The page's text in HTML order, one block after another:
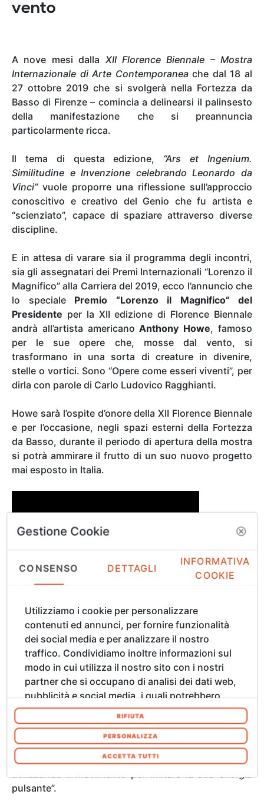
vento
A nove mesi dalla XII Florence Biennale – Mostra
Internazionale di Arte Contemporaneache dal 18 al
27 ottobre 2019 che si svolgerà nella Fortezza da
Basso di Firenze – comincia a delinearsi il palinsesto
della manifestazione che si preannuncia
particolarmente ricca.
Il tema di questa edizione, “Ars et Ingenium.
Similitudine e Invenzione celebrando Leonardo da
Vinci”vuole proporre una riflessione sull’approccio
conoscitivo e creativo del Genio che fu artista e
“scienziato”, capace di spaziare attraverso diverse
discipline.
E in attesa di varare sia il programma degli incontri,
sia gli assegnatari dei Premi Internazionali “Lorenzo il
Magnifico” alla Carriera del 2019, ecco l’annuncio che
lo speciale Premio “Lorenzo il Magnifico” del
Presidente per la XII edizione di Florence Biennale
andrà all’artista americanoAnthony Howe, famoso
per le sue opere che, mosse dal vento, si
trasformano in una sorta di creature in divenire,
stelle o vortici. Sono “Opere come esseri viventi”, per
dirla con parole di Carlo Ludovico Ragghianti.
Howe sarà l’ospite d’onore della XII Florence Biennale
e per l’occasione, negli spazi esterni della Fortezza
da Basso, durante il periodo di apertura della mostra
si potrà ammirare il frutto di un suo nuovo progetto
mai esposto in Italia.
Nato nel 1954 a Salt Lake City (Utah, USA), Anthony
Howe è un artista tra i più innovativi della scena
contemporanea. Le sue sculture cinetiche, mosse
dalla forza del vento, hanno sbalordito il pubblico
durante gli Academy Awards del 2017, così come
Brasile. In quell’occasione Anthony Howe ha ideato e
realizzato il braciere olimpico e Lucea, una scultura
monumentale cinetica spiraliforme in acciaio. “La mia
visione era quella di replicare il sole – dice l’artista –
utilizzando il movimento per imitare la sua energia
pulsante”.
Gestione Cookie
CONSENSO DETTAGLI
INFORMATIVA
COOKIE
Utilizziamo i cookie per personalizzare
contenuti ed annunci, per fornire funzionalità
dei social media e per analizzare il nostro
traffico. Condividiamo inoltre informazioni sul
modo in cui utilizza il nostro sito con i nostri
partner che si occupano di analisi dei dati web,
pubblicità e social media, i quali potrebbero
combinarle con altre informazioni che ha
fornito loro o che hanno raccolto dal suo
utilizzo dei loro servizi. Acconsenta ai nostri
cookie se continua ad utilizzare il nostro sito
web. In qualsiasi momento è possibile
modificare o revocare il proprio consenso dalla
Informativa sui cookie sul nostro sito Web.
RIFIUTA
PERSONALIZZA
ACCETTA TUTTI